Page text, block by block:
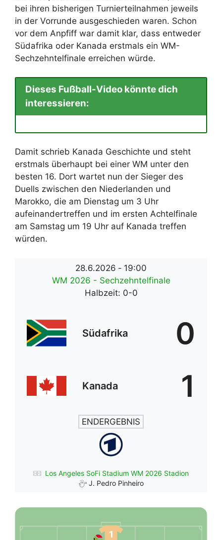
bei ihren bisherigen Turnierteilnahmen jeweils
in der Vorrunde ausgeschieden waren. Schon
vor dem Anpfiff war damit klar, dass entweder
Südafrika oder Kanada erstmals ein WM-
Sechzehntelfinale erreichen würde.
Dieses Fußball-Video könnte dich
interessieren:
Damit schrieb Kanada Geschichte und steht
erstmals überhaupt bei einer WM unter den
besten 16. Dort wartet nun der Sieger des
Duells zwischen den Niederlanden und
Marokko, die am Dienstag um 3 Uhr
aufeinandertreffen und im ersten Achtelfinale
am Samstag um 19 Uhr auf Kanada treffen
würden.
28.6.2026 - 19:00
WM 2026 - Sechzehntelfinale
Halbzeit: 0-0
Südafrika 0
Kanada 1
ENDERGEBNIS
Los Angeles SoFi Stadium WM 2026 Stadion
J. Pedro Pinheiro
1